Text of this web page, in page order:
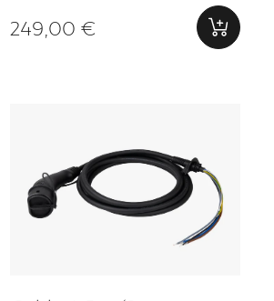
249,00 €